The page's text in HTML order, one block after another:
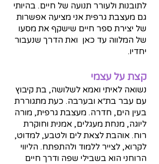
לתובנות ולעורר תנועה של חיים. בהיותי
גם מעצבת גרפית אני מציעה אפשרות
של יצירת ספר חיים שישקף את מסעו
של המלווה עד כאן ואת הדרך שנעבור
יחדיו.
קצת על עצמי
נשואה לאיתי ואמא לשלושה, בת קיבוץ
עם עבר בת״א ובערבה. כעת מתגוררת
בעין הים, חדרה. מעצבת גרפית, מורה
ליוגה, מנחת מעגלים, אמנית וחוקרת
רוח. אוהבת לצאת לים ולטבע, למדוט,
לקרוא, לצייר ללמוד ולהתפתח. הליווי
הרוחני הוא בשבילי שפה ודרך חיים